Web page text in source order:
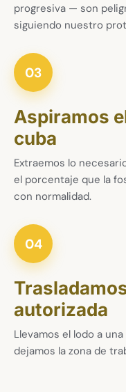
progresiva — son
siguiendo nuestro
03
Aspiramos
cuba
Extraemos lo
el porcentaje que la
con normalidad.
04
autorizada
Llevamos el lodo a
dejamos la zona de